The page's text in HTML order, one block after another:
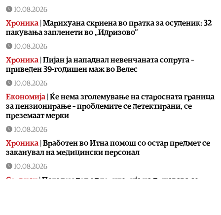
10.08.2026
Хроника Марихуана скриена во пратка за осуденик: 32
пакувања запленети во „Идризово“
10.08.2026
Хроника Пијан ја нападнал невенчаната сопруга –
приведен 39-годишен маж во Велес
10.08.2026
Економија Ќе нема зголемување на старосната граница
за пензионирање – проблемите се детектирани, се
преземаат мерки
10.08.2026
Хроника Вработен во Итна помош со остар предмет се
заканувал на медицински персонал
10.08.2026
Сервиси |Поголем дел од територија на државава со